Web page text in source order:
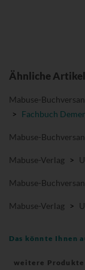
Ähnliche
Mabuse-
> Fachbuch
Mabuse-
Mabuse-Verlag >
Mabuse-
Mabuse-Verlag >
Das könnte Ihnen
weitere